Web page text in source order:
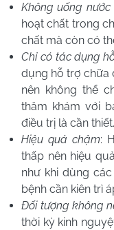
Không uống
hoạt chất trong
chất mà còn có
Chỉ có tác dụng
dụng hỗ trợ chữa
nên không thể
thăm khám với
điều trị là cần thiết.
Hiệu quả chậm:
thấp nên hiệu
như khi dùng
bệnh cần kiên trì
Đối tượng không
thời kỳ kinh